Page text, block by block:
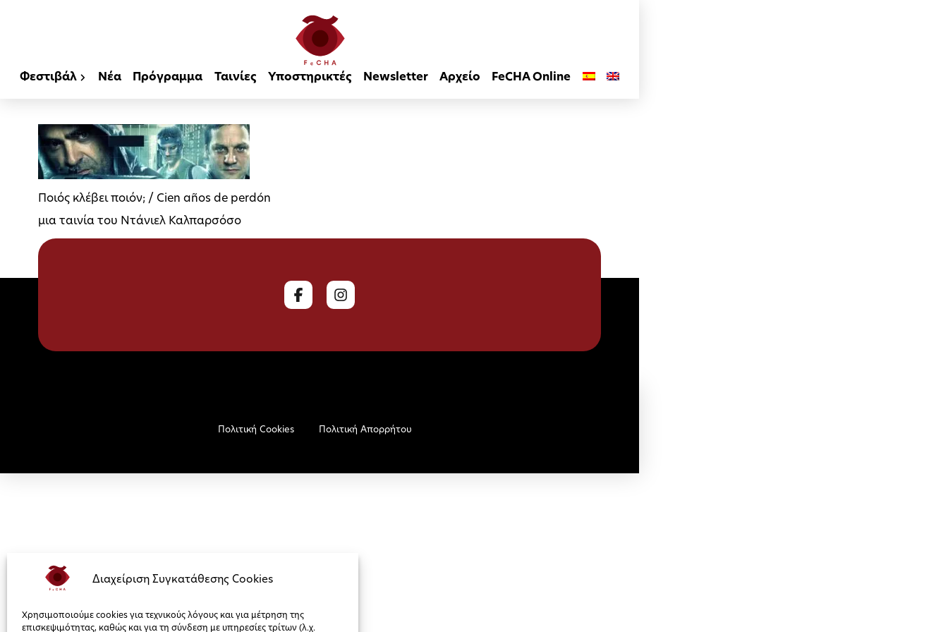
Διαχείριση Συγκατάθεσης Cookies
Χρησιμοποιούμε cookies για τεχνικούς λόγους και για μέτρηση της
επισκεψιμότητας, καθώς και για τη σύνδεση με υπηρεσίες τρίτων (λ.χ.
Φεστιβάλ Νέα Πρόγραμμα Ταινίες Υποστηρικτές Newsletter Αρχείο FeCHA Online
Ποιός κλέβει ποιόν; / Cien años de perdón
μια ταινία του Ντάνιελ Καλπαρσόσο
Πολιτική Cookies Πολιτική Απορρήτου